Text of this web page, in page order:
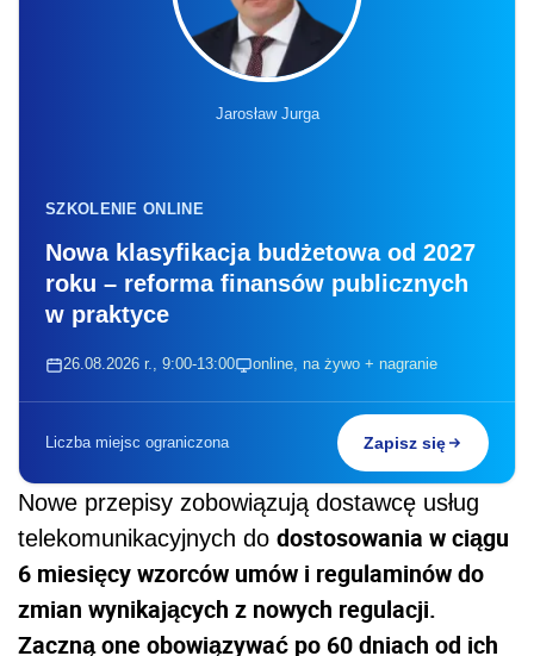
Jarosław Jurga
SZKOLENIE ONLINE
Nowa klasyfikacja budżetowa od 2027
roku – reforma finansów publicznych
w praktyce
26.08.2026 r., 9:00-13:00 online, na żywo + nagranie
Liczba miejsc ograniczona Zapisz się
Nowe przepisy zobowiązują dostawcę usług
telekomunikacyjnych do dostosowania w ciągu
6 miesięcy wzorców umów i regulaminów do
zmian wynikających z nowych regulacji.
Zaczną one obowiązywać po 60 dniach od ich